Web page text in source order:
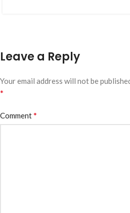
Leave a Reply
Your email address will not be
*
Comment*